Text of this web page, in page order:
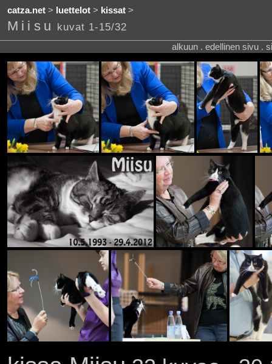
catza.net> luettelot> kissat>
Miisu kuvat 1-15/32
alkuun . edellinen sivu .